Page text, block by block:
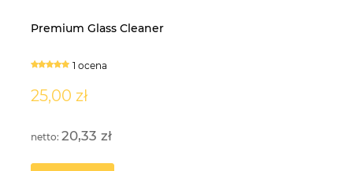
Premium Glass Cleaner
1 ocena
25,00 zł
20,33 zł